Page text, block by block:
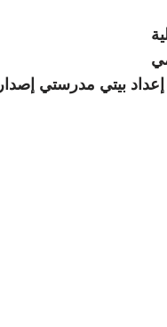
بيتي مدرستي إصدار 2017